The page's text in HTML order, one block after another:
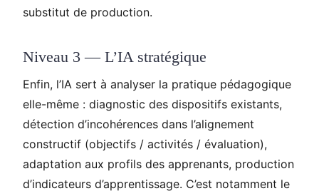
substitut de production.
Niveau 3 — L’IA stratégique
Enfin, l’IA sert à analyser la pratique pédagogique
elle-même : diagnostic des dispositifs existants,
détection d’incohérences dans l’alignement
constructif (objectifs / activités / évaluation),
adaptation aux profils des apprenants, production
d’indicateurs d’apprentissage. C’est notamment le